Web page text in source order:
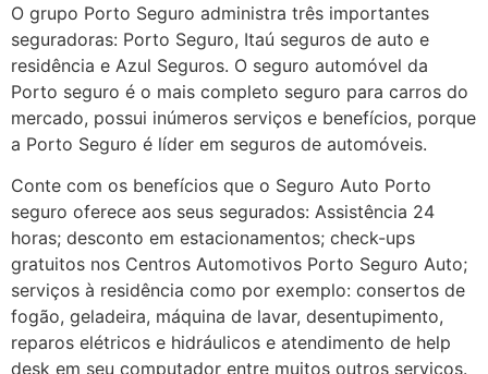
O grupo Porto Seguro administra três importantes
seguradoras: Porto Seguro, Itaú seguros de auto e
residência e Azul Seguros. O seguro automóvel da
Porto seguro é o mais completo seguro para carros do
mercado, possui inúmeros serviços e benefícios, porque
a Porto Seguro é líder em seguros de automóveis.
Conte com os benefícios que o Seguro Auto Porto
seguro oferece aos seus segurados: Assistência 24
horas; desconto em estacionamentos; check-ups
gratuitos nos Centros Automotivos Porto Seguro Auto;
serviços à residência como por exemplo: consertos de
fogão, geladeira, máquina de lavar, desentupimento,
reparos elétricos e hidráulicos e atendimento de help
desk em seu computador entre muitos outros serviços.